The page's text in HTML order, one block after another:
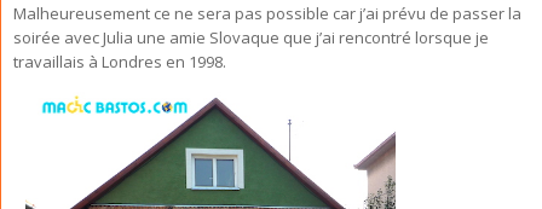
Malheureusement ce ne sera pas possible car j’ai prévu de passer la
soirée avec Julia une amie Slovaque que j’ai rencontré lorsque je
travaillais à Londres en 1998.